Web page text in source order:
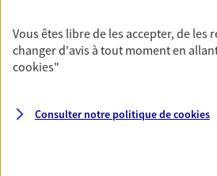
DEMANDER UN
VOIR TOUTES NOS
Vous êtes libre de les accepter, de les
changer d'avis à tout moment en
cookies"
Consulter notre politique decookies